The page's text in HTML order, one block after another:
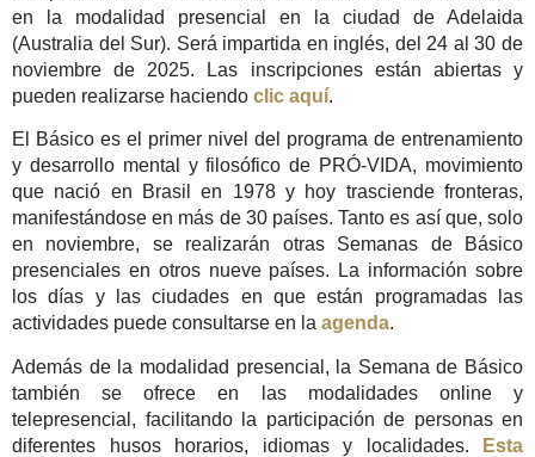
en la modalidad presencial en la ciudad de Adelaida
(Australia del Sur). Será impartida en inglés, del 24 al 30 de
noviembre de 2025. Las inscripciones están abiertas y
pueden realizarse haciendo clic aquí.
El Básico es el primer nivel del programa de entrenamiento
y desarrollo mental y filosófico de PRÓ-VIDA, movimiento
que nació en Brasil en 1978 y hoy trasciende fronteras,
manifestándose en más de 30 países. Tanto es así que, solo
en noviembre, se realizarán otras Semanas de Básico
presenciales en otros nueve países. La información sobre
los días y las ciudades en que están programadas las
actividades puede consultarse en la agenda.
Además de la modalidad presencial, la Semana de Básico
también se ofrece en las modalidades online y
telepresencial, facilitando la participación de personas en
diferentes husos horarios, idiomas y localidades.
Esta